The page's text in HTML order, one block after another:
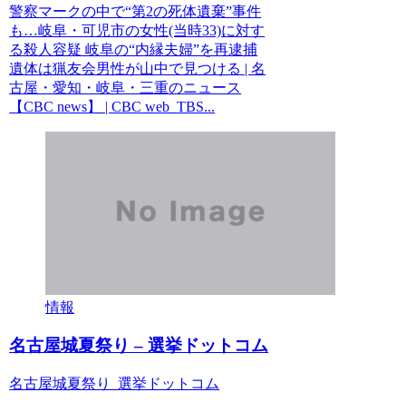
警察マークの中で“第2の死体遺棄”事件
も…岐阜・可児市の女性(当時33)に対す
る殺人容疑 岐阜の“内縁夫婦”を再逮捕
遺体は猟友会男性が山中で見つける | 名
古屋・愛知・岐阜・三重のニュース
【CBC news】 | CBC web TBS...
情報
名古屋城夏祭り – 選挙ドットコム
名古屋城夏祭り 選挙ドットコム